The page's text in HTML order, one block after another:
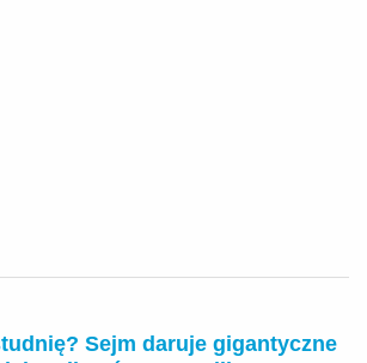
Sejm daruje gigantyczne